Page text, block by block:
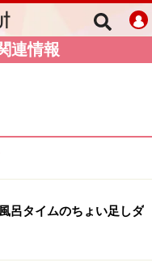
連情報
呂タイムのちょい足しダ